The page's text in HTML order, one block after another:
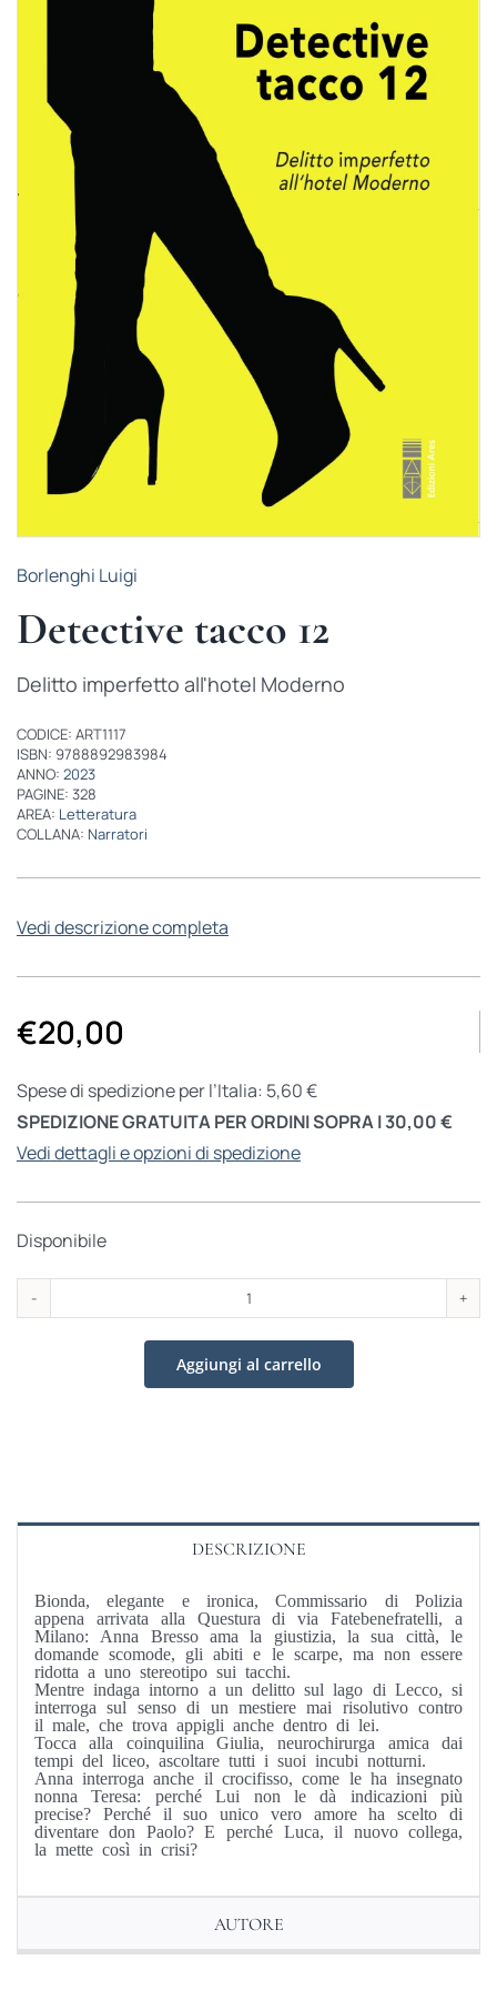
BIOGRAFIE
ATTUALITÀ
Borlenghi Luigi
Detective tacco 12
Delitto imperfetto all'hotel Moderno
CODICE: ART1117
ISBN: 9788892983984
ANNO: 2023
PAGINE: 328
AREA: Letteratura
COLLANA: Narratori
Vedi descrizione completa
€20,00
Spese di spedizione per l’Italia: 5,60 €
SPEDIZIONE GRATUITA PER ORDINI SOPRA I 30,00 €
Vedi dettagli e opzioni di spedizione
Disponibile
Detective
tacco
12
Aggiungi al carrello
DESCRIZIONE
Bionda, elegante e ironica, Commissario di Polizia
appena arrivata alla Questura di via Fatebenefratelli, a
Milano: Anna Bresso ama la giustizia, la sua città, le
domande scomode, gli abiti e le scarpe, ma non essere
ridotta a uno stereotipo sui tacchi.
Mentre indaga intorno a un delitto sul lago di Lecco, si
interroga sul senso di un mestiere mai risolutivo contro
il male, che trova appigli anche dentro di lei.
Tocca alla coinquilina Giulia, neurochirurga amica dai
tempi del liceo, ascoltare tutti i suoi incubi notturni.
Anna interroga anche il crocifisso, come le ha insegnato
nonna Teresa: perché Lui non le dà indicazioni più
precise? Perché il suo unico vero amore ha scelto di
diventare don Paolo? E perché Luca, il nuovo collega,
la mette così in crisi?
AUTORE